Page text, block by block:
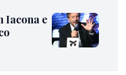
Iacona e